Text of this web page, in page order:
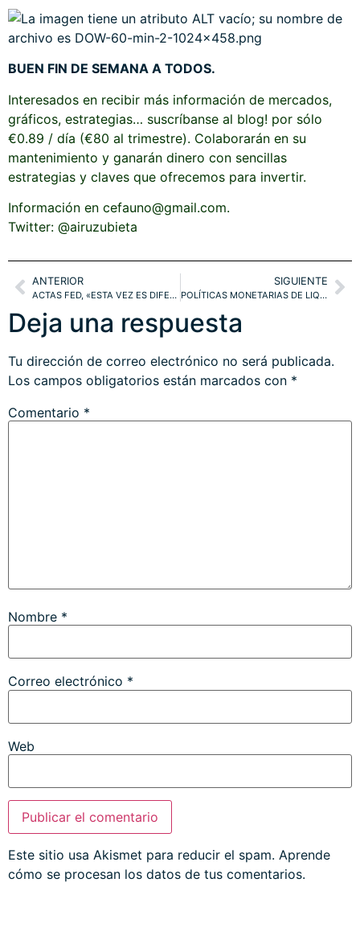
BUEN FIN DE SEMANA A TODOS.
Interesados en recibir más información de mercados,
gráficos, estrategias… suscríbanse al blog! por sólo
€0.89 / día (€80 al trimestre). Colaborarán en su
mantenimiento y ganarán dinero con sencillas
estrategias y claves que ofrecemos para invertir.
Información en cefauno@gmail.com.
Twitter: @airuzubieta
ANTERIOR
ACTAS FED, «ESTA VEZ ES DIFERENTE». TÉCNICOS DE LARGO PLAZO DOW, NASDAQ, SP500, IBEX, DAX Y SUS IMPLICACIONES.
SIGUIENTE
POLÍTICAS MONETARIAS DE LIQUIDEZ, HAMBRE Y RIESGO MORAL. STOCK MARKET PARTY TIME vs RESULTADOS. DAX, IBEX, EUROSTOXX, ORO. ESTRATEGIAS
Deja una respuesta
Tu dirección de correo electrónico no será publicada.
Los campos obligatorios están marcados con *
Comentario *
Nombre *
Correo electrónico *
Web
Este sitio usa Akismet para reducir el spam. Aprende
cómo se procesan los datos de tus comentarios.